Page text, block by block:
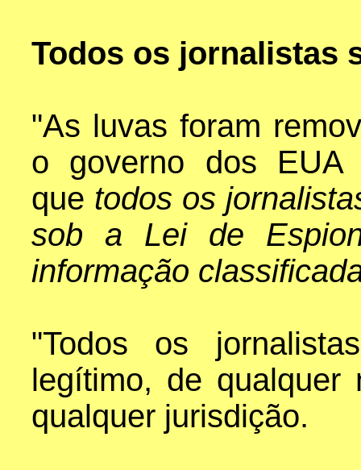
Todos os jornalistas
"As luvas foram
o governo dos EUA
que todos os
sob a Lei de
informação
"Todos os
legítimo, de
qualquer jurisdição.